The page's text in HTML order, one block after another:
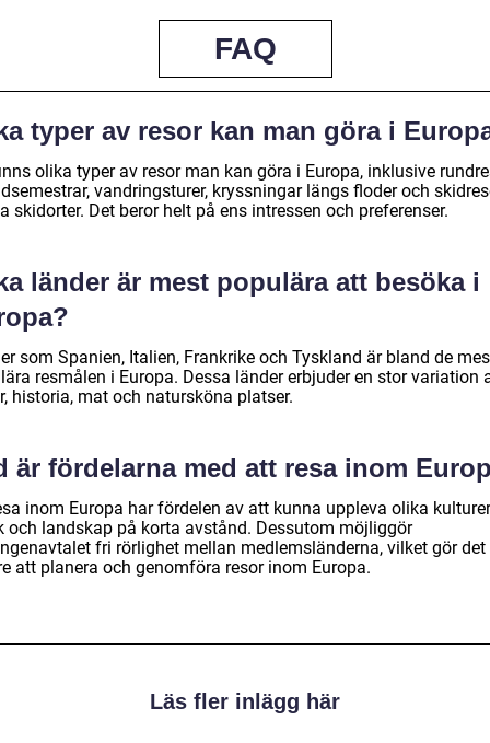
FAQ
typer av resor kan man göra i
olika typer av resor man kan göra i Europa, inklusive
vandringsturer, kryssningar längs floder och
skidorter. Det beror helt på ens intressen och preferenser.
länder är mest populära att besöka i
som Spanien, Italien, Frankrike och Tyskland är bland de
resmålen i Europa. Dessa länder erbjuder en stor variation
historia, mat och natursköna platser.
är fördelarna med att resa inom
inom Europa har fördelen av att kunna uppleva olika
och landskap på korta avstånd. Dessutom möjliggör
fri rörlighet mellan medlemsländerna, vilket gör det
att planera och genomföra resor inom Europa.
Läs fler inlägg här